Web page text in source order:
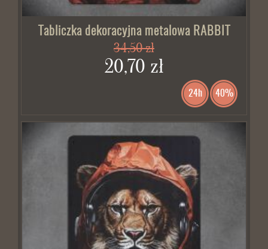
Tabliczka dekoracyjna metalowa RABBIT
34,50 zł
20,70 zł
24h 40%